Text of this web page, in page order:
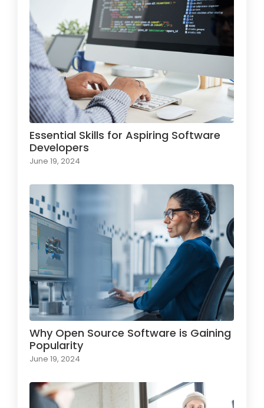
Essential Skills for Aspiring Software
Developers
June 19, 2024
Why Open Source Software is Gaining
Popularity
June 19, 2024